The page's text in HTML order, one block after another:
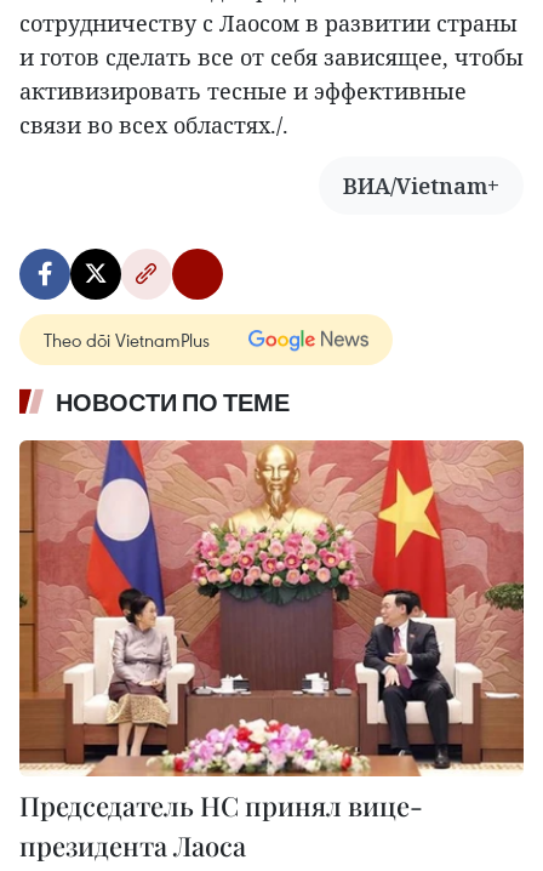
сотрудничеству с Лаосом в развитии страны
и готов сделать все от себя зависящее, чтобы
активизировать тесные и эффективные
связи во всех областях./.
ВИА/Vietnam+
Theo dõi VietnamPlus
НОВОСТИ ПО ТЕМЕ
Председатель НС принял вице-
президента Лаоса